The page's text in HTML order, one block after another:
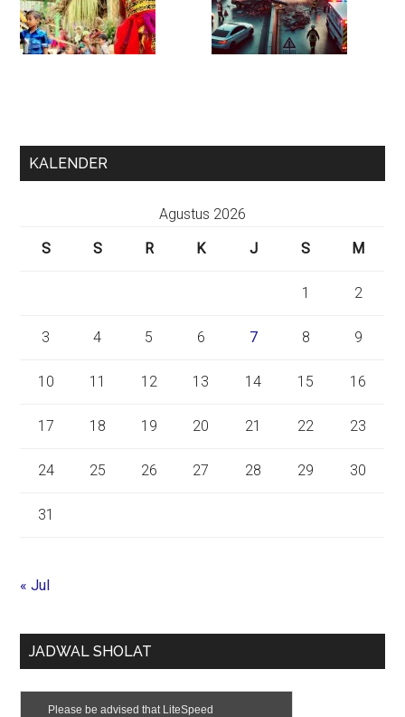
KALENDER
Agustus 2026
S
S R K J S M
1 2
3 4 5 6 7 8 9
10 11 12 13 14 15 16
17 18 19 20 21 22 23
24 25 26 27 28 29 30
31
« Jul
JADWAL SHOLAT